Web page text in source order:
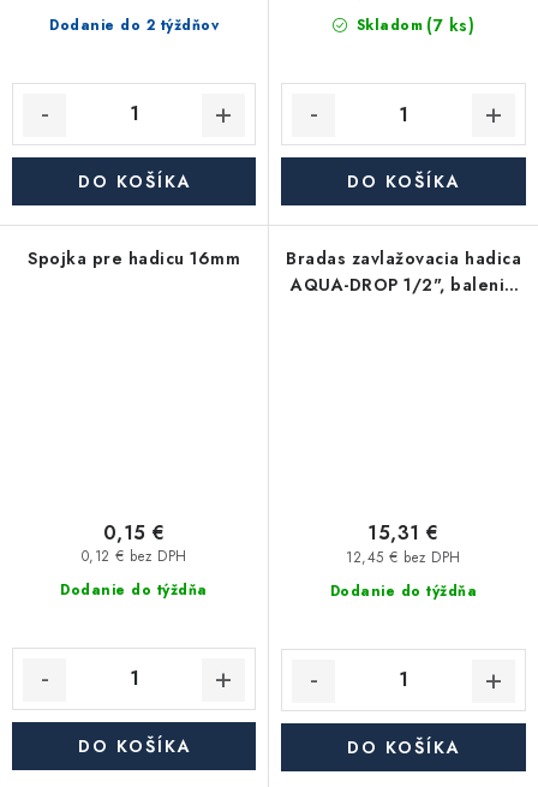
Dodanie do 2 týždňov
DO KOŠÍKA
Skladom (7 ks)
DO KOŠÍKA
Spojka pre hadicu 16mm
Dodanie do týždňa
0,12 € bez DPH
0,15 €
DO KOŠÍKA
Bradas zavlažovacia hadica
AQUA-DROP 1/2", balenie
Dodanie do týždňa
12,45 € bez DPH
15,31 €
DO KOŠÍKA